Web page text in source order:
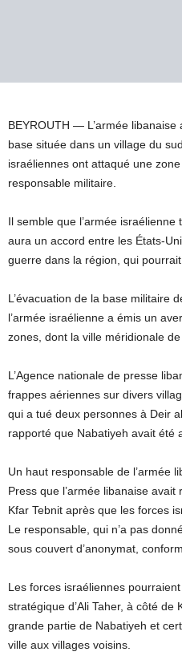
BEYROUTH — L’armée
base située dans un village du
israéliennes ont attaqué une
responsable militaire.
Il semble que l’armée israélienne
aura un accord entre les États-
guerre dans la région, qui
L’évacuation de la base militaire
l’armée israélienne a émis un
zones, dont la ville méridionale
L’Agence nationale de presse
frappes aériennes sur divers
qui a tué deux personnes à Deir
rapporté que Nabatiyeh avait été
Un haut responsable de l’armée
Press que l’armée libanaise
Kfar Tebnit après que les forces
Le responsable, qui n’a pas
sous couvert d’anonymat,
Les forces israéliennes
stratégique d’Ali Taher, à côté de
grande partie de Nabatiyeh et
ville aux villages voisins.